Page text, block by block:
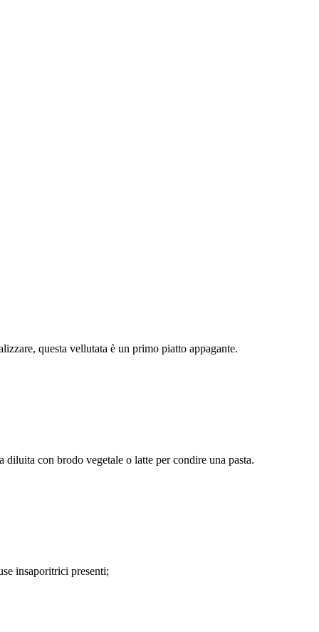
questa vellutata è un primo piatto appagante.
con brodo vegetale o latte per condire una pasta.
insaporitrici presenti;